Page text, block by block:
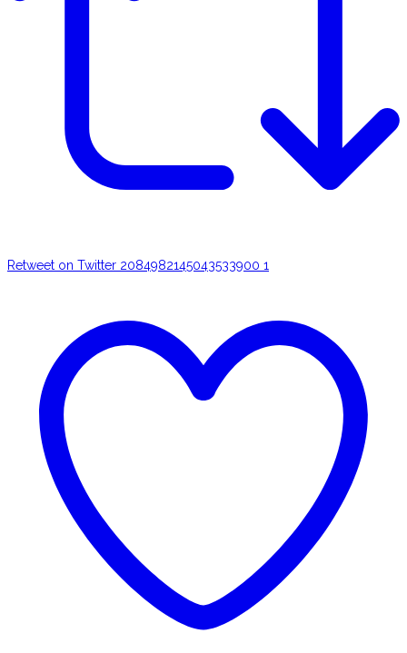
Retweet on Twitter 2084982145043533900 1